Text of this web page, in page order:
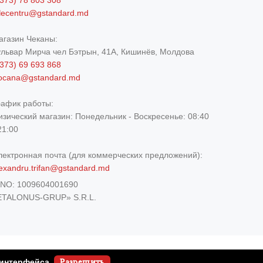
Чеканы:
Мирча чел Бэтрын, 41A, Кишинёв, Молдова
69 693 868
работы:
магазин: Понедельник - Воскресенье: 08:40
почта (для коммерческих предложений):
1009604001690
GRUP» S.R.L.